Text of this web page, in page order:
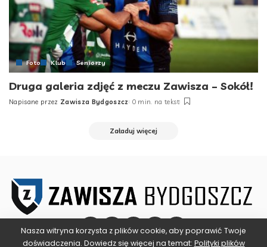
Foto Klub Seniorzy
Druga galeria zdjęć z meczu Zawisza – Sokół!
Posted
Napisane przez Zawisza Bydgoszcz 0 min. na tekst
Załaduj więcej
Nasza witryna korzysta z plików cookie, aby poprawić Twoje
doświadczenia. Dowiedz się więcej na temat: Polityki plików